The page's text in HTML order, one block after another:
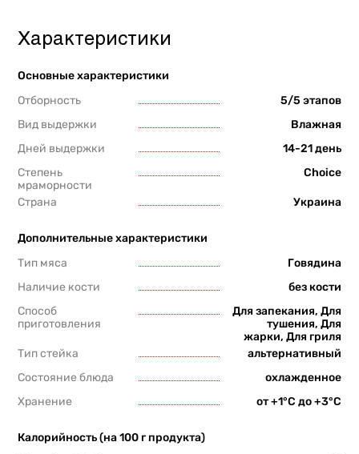
Характеристики
Основные характеристики
Отборность
5/5 этапов
Вид выдержки
Влажная
Дней выдержки
14-21 день
Степень
мраморности
Choice
Страна Украина
Дополнительные характеристики
Тип мяса
Говядина
Наличие кости
без кости
Способ
приготовления
Для запекания, Для
тушения, Для
жарки, Для гриля
Тип стейка
альтернативный
Состояние блюда
охлажденное
Хранение
от +1°С до +3°С
Калорийность (на 100 г продукта)